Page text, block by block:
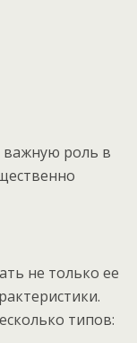
важную роль в
не только ее
типов: